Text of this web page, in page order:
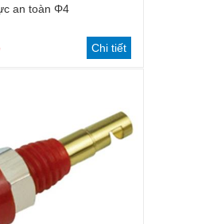
an toàn Φ4
Chi tiết
từ